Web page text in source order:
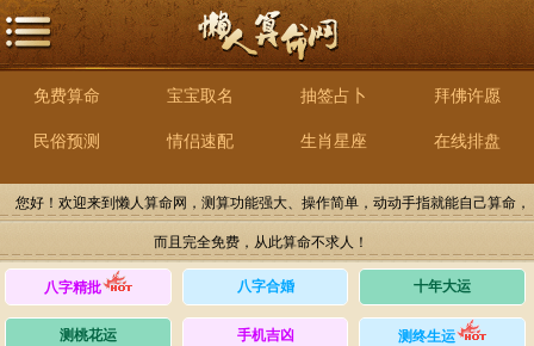
免费算命 宝宝取名 抽签占卜 拜佛许愿
民俗预测 情侣速配 生肖星座 在线排盘
您好！欢迎来到懒人算命网，测算功能强大、操作简单，动动手指就能自己算命，
而且完全免费，从此算命不求人！
八字精批 八字合婚 十年大运
测桃花运 手机吉凶 测终生运